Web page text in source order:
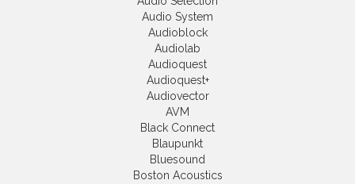
Audio System
Audioblock
Audiolab
Audioquest
Audioquest+
Audiovector
AVM
Black Connect
Blaupunkt
Bluesound
Boston Acoustics